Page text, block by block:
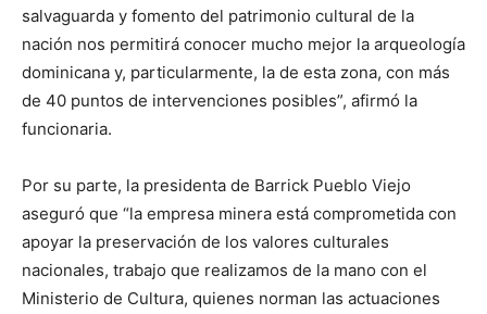
salvaguarda y fomento del patrimonio cultural de la
nación nos permitirá conocer mucho mejor la arqueología
dominicana y, particularmente, la de esta zona, con más
de 40 puntos de intervenciones posibles”, afirmó la
funcionaria.
Por su parte, la presidenta de Barrick Pueblo Viejo
aseguró que “la empresa minera está comprometida con
apoyar la preservación de los valores culturales
nacionales, trabajo que realizamos de la mano con el
Ministerio de Cultura, quienes norman las actuaciones